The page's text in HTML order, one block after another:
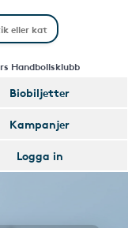
Handbollsklubb
Biobiljetter
Kampanjer
Logga in